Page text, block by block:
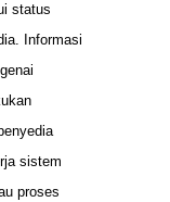
status
Informasi
sistem
proses